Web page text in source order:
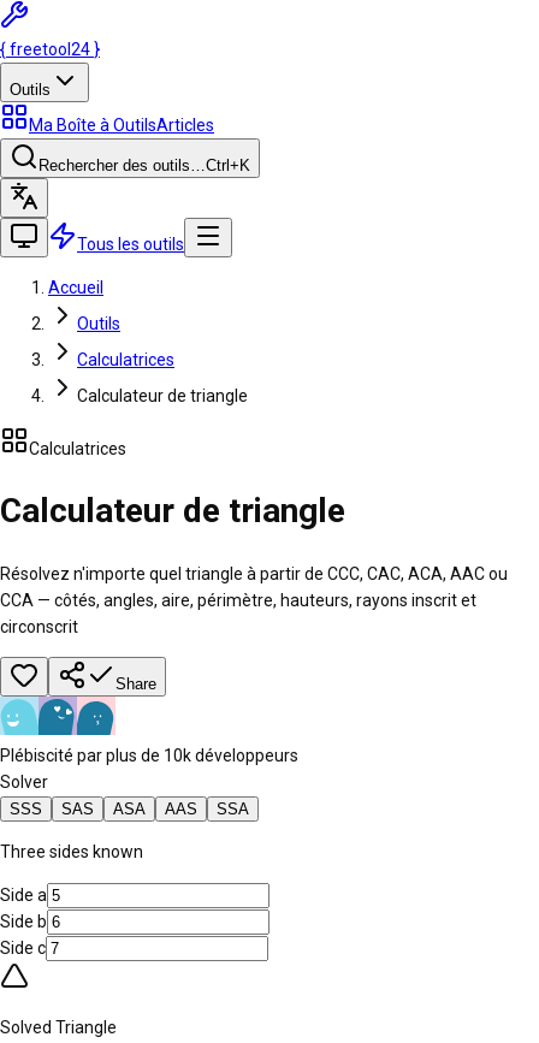
{freetool 24 }
Outils
Ma Boîte à OutilsArticles
Rechercher des outils…Ctrl +K
Tous les outils
Accueil
Outils
Calculatrices
Calculateur de triangle
Calculatrices
Calculateur de triangle
Résolvez n'importe quel triangle à partir de CCC, CAC, ACA, AAC ou
CCA — côtés, angles, aire, périmètre, hauteurs, rayons inscrit et
circonscrit
Share
Plébiscité par plus de 10k développeurs
Solver
SSS SAS ASA AAS SSA
Three sides known
Side a
Side b
Side c
Solved Triangle